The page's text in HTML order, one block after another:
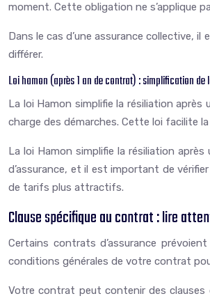
moment. Cette obligation ne s’applique
Dans le cas d’une assurance collective,
différer.
Loi hamon (après 1 an de contrat) : simplification de
La loi Hamon simplifie la résiliation
charge des démarches. Cette loi facilite
La loi Hamon simplifie la résiliation
d’assurance, et il est important de
de tarifs plus attractifs.
Clause spécifique au contrat : lire
Certains contrats d’assurance
conditions générales de votre contrat
Votre contrat peut contenir des clauses